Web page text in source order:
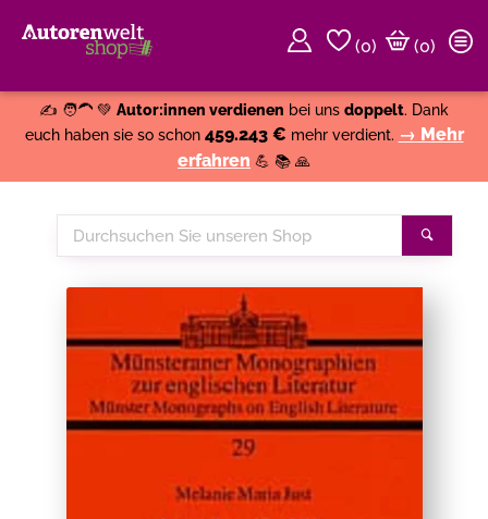
(0)
(0)
✍️ 🧑‍🦱 💚 Autor:innen verdienen bei uns doppelt. Dank
euch haben sie so schon 459.243 € mehr verdient. → Mehr
erfahren 💪 📚 🙏
Durchsuchen
Sie